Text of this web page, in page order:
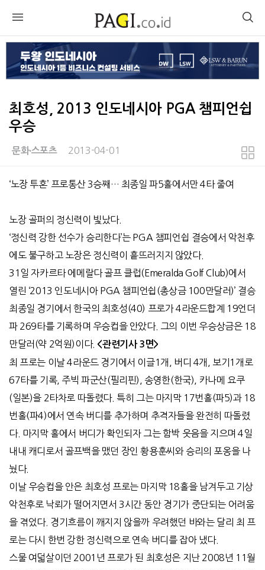
최호성, 2013 인도네시아 PGA 챔피언쉽
우승
문화∙스포츠 2013-04-01
본문
‘노장 투혼’ 프로통산 3승째… 최종일 파5홀에서만 4타 줄여
노장 골퍼의 정신력이 빛났다.
‘정신력 강한 선수가 승리한다’는 PGA 챔피언쉽 결승에서 악천후
에도 불구하고 노장은 정신력이 흩뜨러지지 않았다.
31일 자카르타 에메랄다 골프 클럽(Emeralda Golf Club)에서
열린 ‘2013 인도네시아 PGA 챔피언쉽(총상금 100만달러)’ 결승
최종일 경기에서 한국의 최호성(40) 프로가 4라운드합계 19언더
파 269타를 기록하며 우승컵을 안았다. 그의 이번 우승상금은 18
만달러(약 2억원)이다. <관련기사 3면>
최 프로는 이날 4라운드 경기에서 이글1개, 버디 4개, 보기1개로
67타를 기록, 주빅 파군산(필리핀), 송영한(한국), 카나메 요쿠
(일본)을 2타차로 따돌렸다. 특히 그는 마지막 17번홀(파5)과 18
번홀(파4)에서 연속 버디를 추가하며 추격자들을 완전히 따돌렸
다. 마지막 홀에서 버디가 확인되자 그는 함박 웃음을 지으며 4일
내내 캐디로서 골프백을 맸던 장인 황용훈씨와 승리의 포옹을 나
눴다.
이날 우승컵을 안은 최호성 프로는 마지막 18홀을 남겨두고 기상
악천후로 낙뢰가 떨어지면서 3시간 동안 경기가 중단되는 어려움
을 겪었다. 경기흐름이 깨지지 않을까 우려했던 바와는 달리 최 프
로는 다시 한번 강한 정신력으로 연속 버디를 잡아 냈다.
스물 여덟살이던 2001년 프로가 된 최호성은 지난 2008년 11월